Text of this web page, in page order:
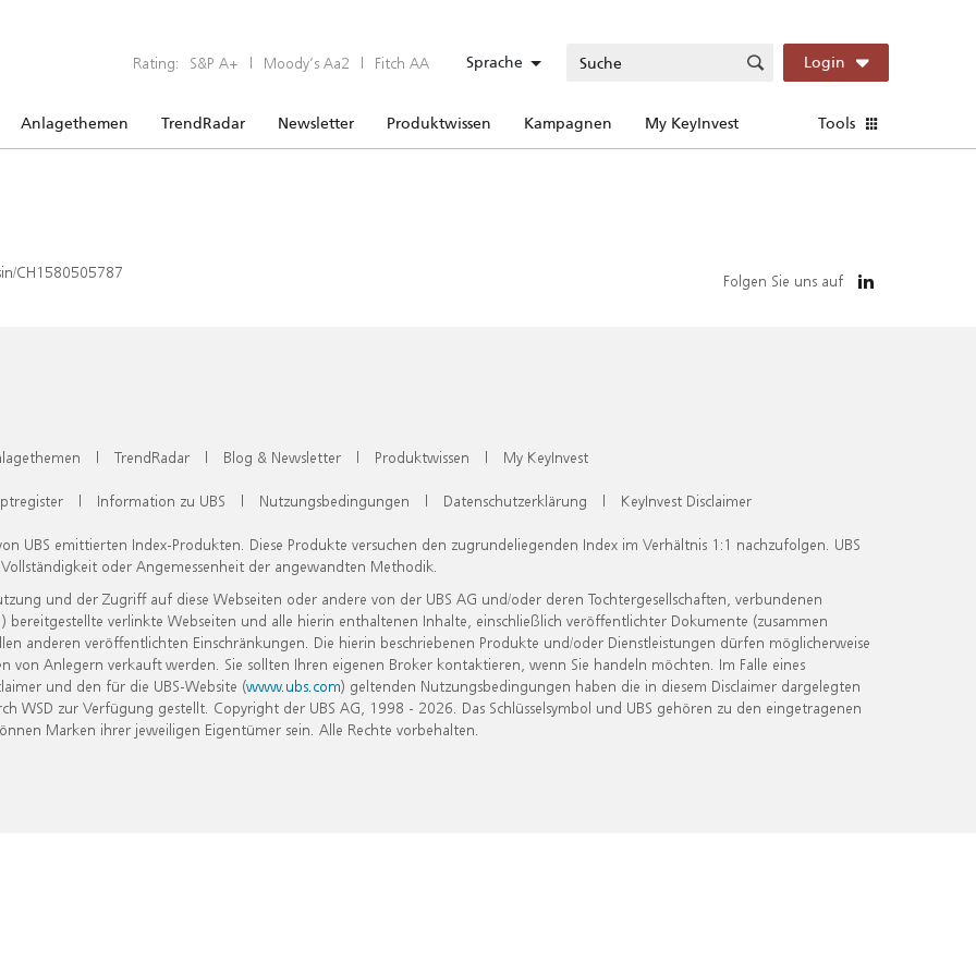
Rating: S&P A+ | Moody’s Aa2 | Fitch AA Sprache Login
Anlagethemen TrendRadar Newsletter Produktwissen Kampagnen My KeyInvest Tools
CH1580505787 Folgen Sie uns auf
| TrendRadar | Blog & Newsletter | Produktwissen | My KeyInvest
| Information zu UBS | Nutzungsbedingungen | Datenschutzerklärung | KeyInvest Disclaimer
UBS emittierten Index-Produkten. Diese Produkte versuchen den zugrundeliegenden Index im Verhältnis 1:1 nachzufolgen. UBS
oder Angemessenheit der angewandten Methodik.
und der Zugriff auf diese Webseiten oder andere von der UBS AG und/oder deren Tochtergesellschaften, verbundenen
verlinkte Webseiten und alle hierin enthaltenen Inhalte, einschließlich veröffentlichter Dokumente (zusammen
anderen veröffentlichten Einschränkungen. Die hierin beschriebenen Produkte und/oder Dienstleistungen dürfen möglicherweise
Anlegern verkauft werden. Sie sollten Ihren eigenen Broker kontaktieren, wenn Sie handeln möchten. Im Falle eines
und den für die UBS-Website (www.ubs.com) geltenden Nutzungsbedingungen haben die in diesem Disclaimer dargelegten
zur Verfügung gestellt. Copyright der UBS AG, 1998 - 2026. Das Schlüsselsymbol und UBS gehören zu den eingetragenen
Marken ihrer jeweiligen Eigentümer sein. Alle Rechte vorbehalten.